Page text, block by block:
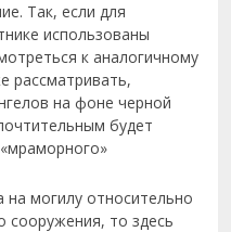
Так, если для
использованы
к аналогичному
рассматривать,
на фоне черной
будет
на могилу относительно
сооружения, то здесь